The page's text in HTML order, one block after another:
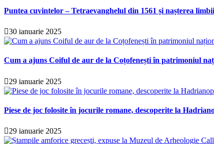
Puntea cuvintelor – Tetraevanghelul din 1561 și nașterea
30 ianuarie 2025
Cum a ajuns Coiful de aur de la Coțofenești în patrimoniul
29 ianuarie 2025
Piese de joc folosite în jocurile romane, descoperite la
29 ianuarie 2025